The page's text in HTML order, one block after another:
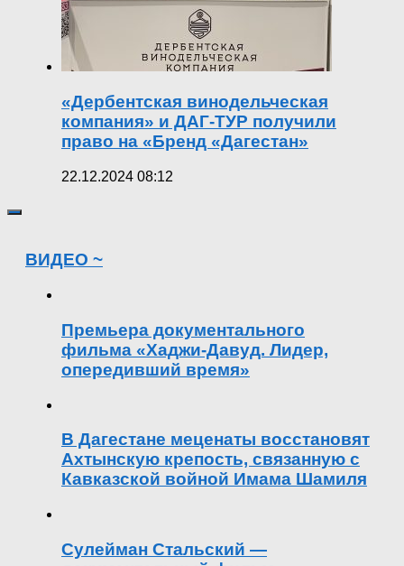
«Дербентская винодельческая
компания» и ДАГ-ТУР получили
право на «Бренд «Дагестан»
22.12.2024 08:12
ВИДЕО ~
Премьера документального
фильма «Хаджи-Давуд. Лидер,
опередивший время»
В Дагестане меценаты восстановят
Ахтынскую крепость, связанную с
Кавказской войной Имама Шамиля
Сулейман Стальский —